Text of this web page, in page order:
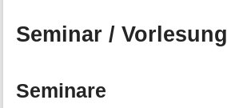
i
r
Seminar / Vorlesung
Seminare